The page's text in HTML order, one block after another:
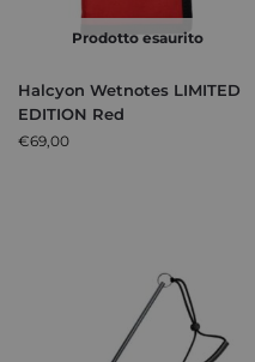
Prodotto esaurito
Halcyon Wetnotes LIMITED
EDITION Red
€69,00